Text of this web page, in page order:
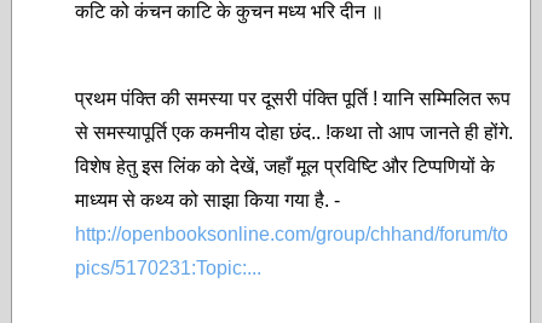
कटि को कंचन काटि के कुचन मध्य भरि दीन ॥
प्रथम पंक्ति की समस्या पर दूसरी पंक्ति पूर्ति ! यानि सम्मिलित रूप
से समस्यापूर्ति एक कमनीय दोहा छंद.. !कथा तो आप जानते ही होंगे.
विशेष हेतु इस लिंक को देखें, जहाँ मूल प्रविष्टि और टिप्पणियों के
माध्यम से कथ्य को साझा किया गया है. -
http://openbooksonline.com/group/chhand/forum/to
pics/5170231:Topic:...